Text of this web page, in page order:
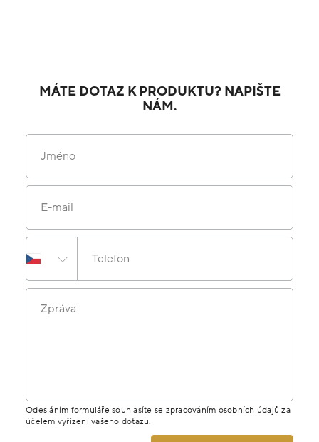
MÁTE DOTAZ K PRODUKTU? NAPIŠTE
NÁM.
Jméno
E-mail
Telefon
Zpráva
Odesláním formuláře souhlasíte se zpracováním osobních údajů za
účelem vyřízení vašeho dotazu.